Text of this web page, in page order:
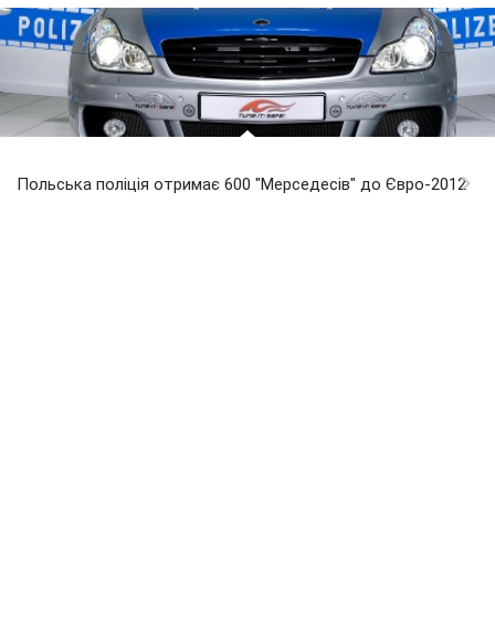
Польська поліція отримає 600 "Мерседесів" до Євро-2012